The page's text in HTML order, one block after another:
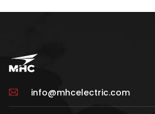
info@mhcelectric.com